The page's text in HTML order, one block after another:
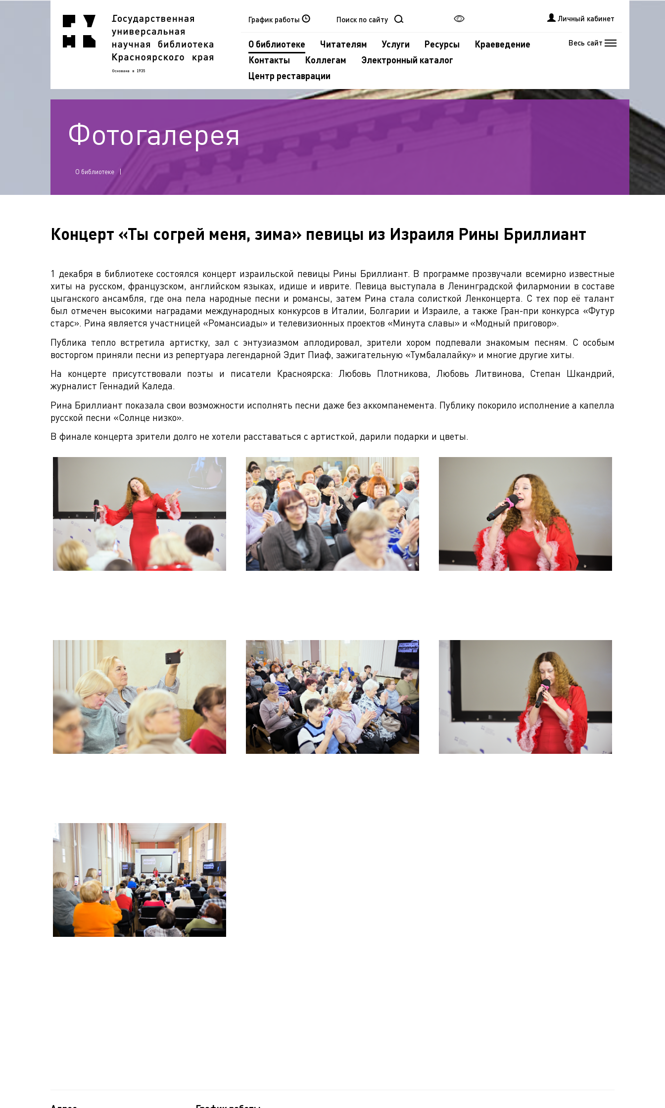
График работы Личный кабинет
О библиотеке Читателям Услуги Ресурсы
Краеведение
Контакты
Коллегам
Электронный каталог
Центр реставрации
Весь сайт
Фотогалерея
О библиотеке
Концерт «Ты согрей меня, зима» певицы из Израиля Рины Бриллиант
1 декабря в библиотеке состоялся концерт израильской певицы Рины Бриллиант. В программе прозвучали всемирно известные
хиты на русском, французском, английском языках, идише и иврите. Певица выступала в Ленинградской филармонии в составе
цыганского ансамбля, где она пела народные песни и романсы, затем Рина стала солисткой Ленконцерта. С тех пор её талант
был отмечен высокими наградами международных конкурсов в Италии, Болгарии и Израиле, а также Гран-при конкурса «Футур
старс». Рина является участницей «Романсиады» и телевизионных проектов «Минута славы» и «Модный приговор».
Публика тепло встретила артистку, зал с энтузиазмом аплодировал, зрители хором подпевали знакомым песням. С особым
восторгом приняли песни из репертуара легендарной Эдит Пиаф, зажигательную «Тумбалалайку» и многие другие хиты.
На концерте присутствовали поэты и писатели Красноярска: Любовь Плотникова, Любовь Литвинова, Степан Шкандрий,
журналист Геннадий Каледа.
Рина Бриллиант показала свои возможности исполнять песни даже без аккомпанемента. Публику покорило исполнение а капелла
русской песни «Солнце низко».
В финале концерта зрители долго не хотели расставаться с артисткой, дарили подарки и цветы.